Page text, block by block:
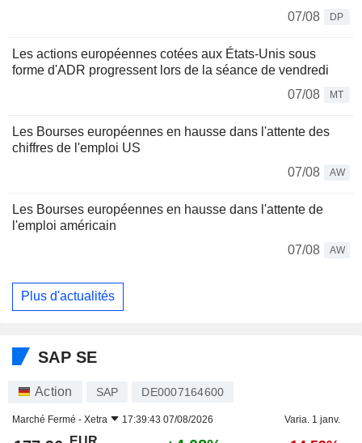
07/08
DP
Les actions européennes cotées aux États-Unis sous
forme d'ADR progressent lors de la séance de vendredi
07/08
MT
Les Bourses européennes en hausse dans l'attente des
chiffres de l'emploi US
07/08
AW
Les Bourses européennes en hausse dans l'attente de
l'emploi américain
07/08
AW
Plus d'actualités
SAP SE
Action SAP DE0007164600
Marché Fermé - Xetra 17:39:43 07/08/2026 Varia. 1 janv.